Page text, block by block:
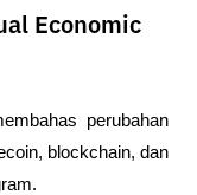
Economic
perubahan
blockchain, dan